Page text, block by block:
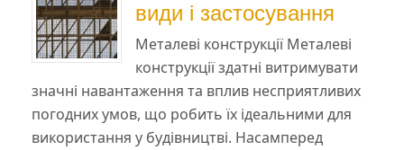
види і застосування
Металеві конструкції Металеві
конструкції здатні витримувати
значні навантаження та вплив несприятливих
погодних умов, що робить їх ідеальними для
використання у будівництві. Насамперед